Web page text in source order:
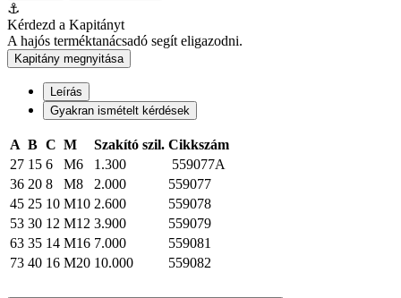
⚓
Kérdezd a Kapitányt
A hajós terméktanácsadó segít eligazodni.
Kapitány megnyitása
Leírás
Gyakran ismételt kérdések
A B C M Szakító szil. Cikkszám
27 15 6 M6 1.300
559077A
36 20 8 M8 2.000
559077
45 25 10 M10 2.600
559078
53 30 12 M12 3.900
559079
63 35 14 M16 7.000
559081
73 40 16 M20 10.000 559082